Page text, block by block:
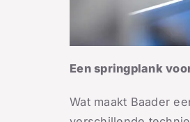
Een springplank
Wat maakt Baader